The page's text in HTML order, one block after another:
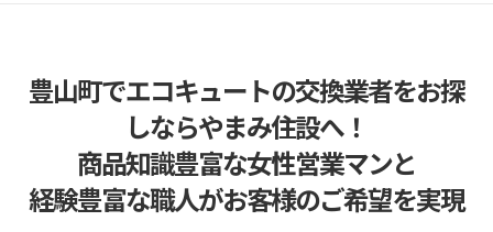
2025/12/29
給湯器交換はどこに頼んでも同じ？
2025/12/22
給湯器の追い焚き配管一つ穴と二つ穴の違い
2026/05/17
豊山町でエコキュートの交換業者をお探
しならやまみ住設へ！
商品知識豊富な女性営業マンと
経験豊富な職人がお客様のご希望を実現